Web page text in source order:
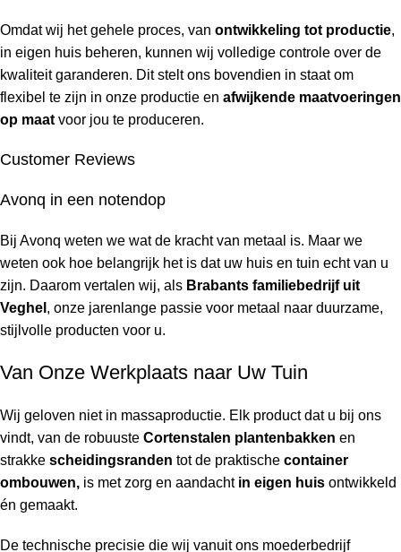
Omdat wij het gehele proces, van ontwikkeling tot productie,
in eigen huis beheren, kunnen wij volledige controle over de
kwaliteit garanderen. Dit stelt ons bovendien in staat om
flexibel te zijn in onze productie en afwijkende maatvoeringen
op maat voor jou te produceren.
Customer Reviews
Avonq in een notendop
Bij Avonq weten we wat de kracht van metaal is. Maar we
weten ook hoe belangrijk het is dat uw huis en tuin echtvan u
zijn. Daarom vertalen wij, als Brabants familiebedrijf uit
Veghel , onze jarenlange passie voor metaal naar duurzame,
stijlvolle producten voor u.
Van Onze Werkplaats naar Uw Tuin
Wij geloven niet in massaproductie. Elk product dat u bij ons
vindt, van de robuuste Cortenstalen plantenbakken en
strakke scheidingsranden tot de praktische container
ombouwen, is met zorg en aandacht in eigen huis ontwikkeld
én gemaakt.
De technische precisie die wij vanuit ons moederbedrijf